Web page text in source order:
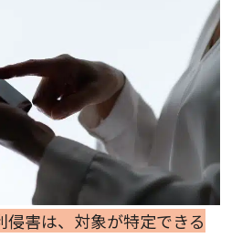
害は、対象が特定できる